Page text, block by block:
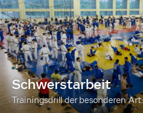
Schwerstarbeit
Trainingsdrill der besonderen